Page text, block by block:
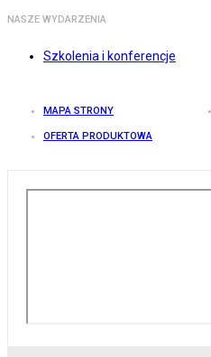
NASZE WYDARZENIA
Szkolenia i konferencje
MAPA STRONY
OFERTA PRODUKTOWA